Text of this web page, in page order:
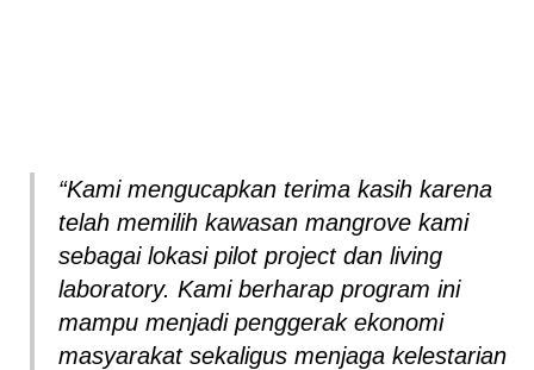
“Kami mengucapkan terima kasih karena
telah memilih kawasan mangrove kami
sebagai lokasi pilot projectdan living
laboratory. Kami berharap program ini
mampu menjadi penggerak ekonomi
masyarakat sekaligus menjaga kelestarian